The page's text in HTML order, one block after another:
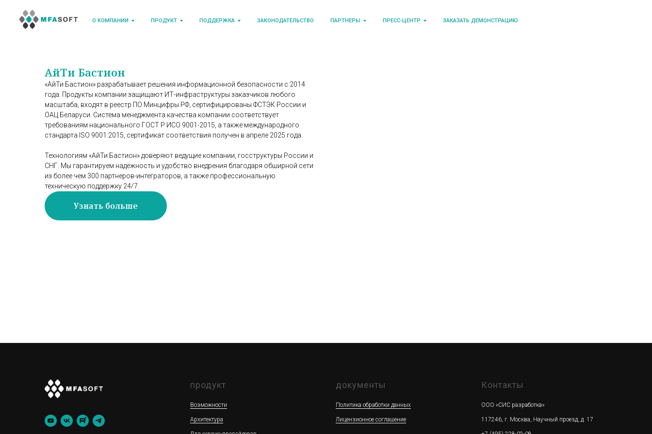
О КОМПАНИИ ПРОДУКТ ПОДДЕРЖКА ЗАКОНОДАТЕЛЬСТВО ПАРТНЕРЫ ПРЕСС-ЦЕНТР ЗАКАЗАТЬ ДЕМОНСТРАЦИЮ
АйТи Бастион
«АйТи Бастион» разрабатывает решения информационной безопасности с 2014
года. Продукты компании защищают ИТ-инфраструктуры заказчиков любого
масштаба, входят в реестр ПО Минцифры РФ, сертифицированы ФСТЭК России и
ОАЦ Беларуси. Система менеджмента качества компании соответствует
требованиям национального ГОСТ Р ИСО 9001-2015, а также международного
стандарта ISO 9001:2015, сертификат соответствия получен в апреле 2025 года.
Технологиям «АйТи Бастион» доверяют ведущие компании, госструктуры России и
СНГ. Мы гарантируем надёжность и удобство внедрения благодаря обширной сети
из более чем 300 партнеров-интеграторов, а также профессиональную
техническую поддержку 24/7.
Узнать больше
продукт
Возможности
Архитектура
документы
Политика обработки данных
Лицензионное соглашение
Контакты
ООО «СИС разработка»
117246, г. Москва, Научный проезд, д. 17